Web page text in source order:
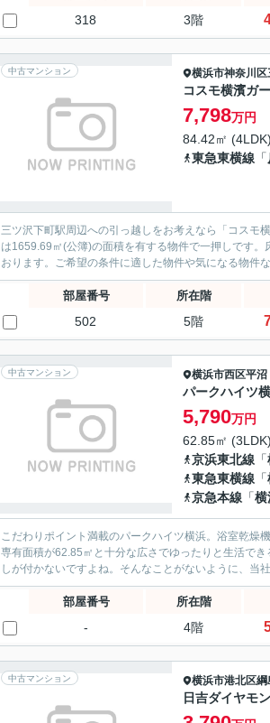
318 3階
中古マンション 横浜市神奈川区
コスモ横濱ガ
7,798万円
84.42㎡
東急東横線 「
三ツ沢下町駅周辺への引っ越しをお考えなら「コスモ
は1659.69㎡(公簿)の面積を有する物件で一押しです
おります。ご希望の条件に適した物件や気になる物件
部屋番号 所在階
502 5階
中古マンション 横浜市西区平沼
パークハイツ
5,790万円
62.85㎡
京浜東北線 「
東急東横線 「
京急本線 「横
こだわりポイント満載のパークハイツ横浜。浴室乾燥
専有面積が62.85㎡と十分な広さでゆったりと生活で
しが付かないですよね。そんなことがないように、当
部屋番号 所在階
- 4階
中古マンション 横浜市港北区綱
日吉ダイヤモ